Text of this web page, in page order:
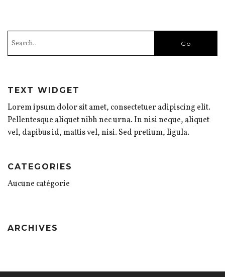
TEXT WIDGET
Lorem ipsum dolor sit amet, consectetuer adipiscing elit.
Pellentesque aliquet nibh nec urna. In nisi neque, aliquet
vel, dapibus id, mattis vel, nisi. Sed pretium, ligula.
CATEGORIES
Aucune catégorie
ARCHIVES